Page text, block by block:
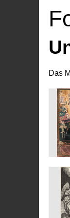
Das